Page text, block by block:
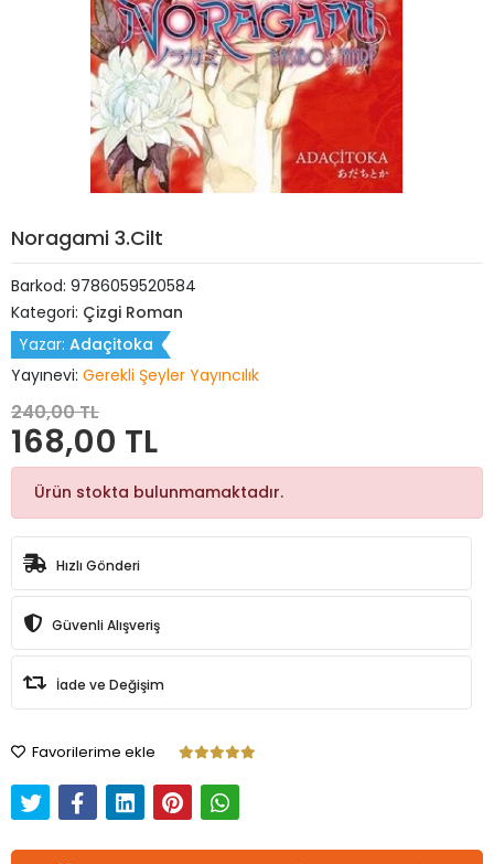
Noragami 3.Cilt
Barkod: 9786059520584
Kategori: Çizgi Roman
Yazar: Adaçitoka
Yayınevi: Gerekli Şeyler Yayıncılık
240,00 TL
168,00 TL
Ürün stokta bulunmamaktadır.
Hızlı Gönderi
Güvenli Alışveriş
İade ve Değişim
Favorilerime ekle